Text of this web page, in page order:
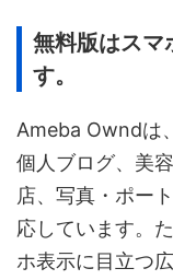
無料版はスマ
す。
Ameba Owndは
個人ブログ、美
店、写真・ポー
応しています。
ホ表示に目立つ